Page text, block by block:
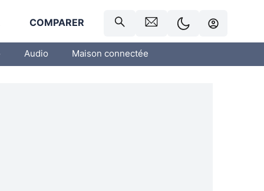
COMPARER
Audio Maison connectée